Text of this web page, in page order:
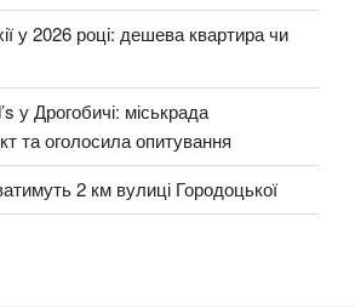
у 2026 році: дешева квартира чи
у Дрогобичі: міськрада
та оголосила опитування
2 км вулиці Городоцької